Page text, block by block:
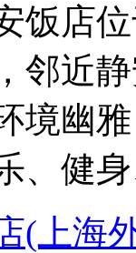
饭店
邻近
境幽
、健
(上海